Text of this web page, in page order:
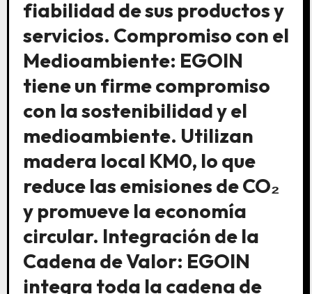
fiabilidad de sus productos y
servicios. Compromiso con el
Medioambiente: EGOIN
tiene un firme compromiso
con la sostenibilidad y el
medioambiente. Utilizan
madera local KM0, lo que
reduce las emisiones de CO₂
y promueve la economía
circular. Integración de la
Cadena de Valor: EGOIN
integra toda la cadena de